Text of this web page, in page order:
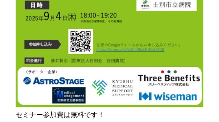
セミナー参加費は無料です！